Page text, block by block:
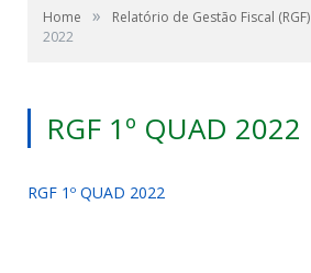
Home » Relatório de Gestão Fiscal (RGF)
2022
RGF 1º QUAD 2022
RGF 1º QUAD 2022